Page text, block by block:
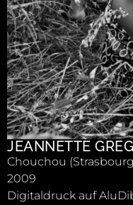
JEANNETTE
Chouchou
2009
Digitaldruck auf